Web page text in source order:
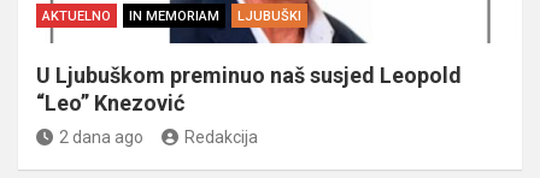
AKTUELNO IN MEMORIAM LJUBUŠKI
U Ljubuškom preminuo naš susjed Leopold
“Leo” Knezović
2 dana ago Redakcija